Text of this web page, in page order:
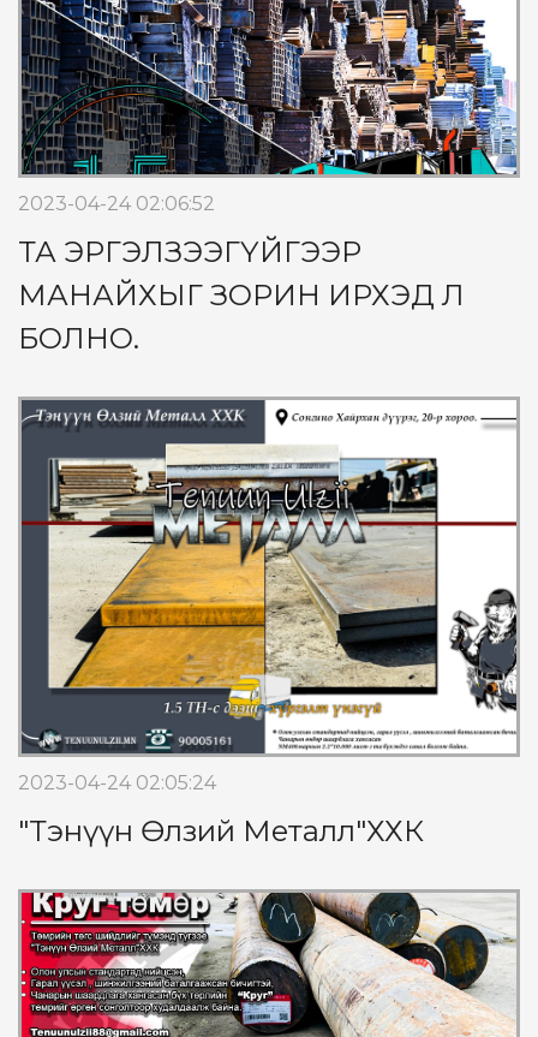
2023-04-24 02:06:52
ТА ЭРГЭЛЗЭЭГҮЙГЭЭР
МАНАЙХЫГ ЗОРИН ИРХЭД Л
БОЛНО.
2023-04-24 02:05:24
"Тэнүүн Өлзий Металл"ХХК